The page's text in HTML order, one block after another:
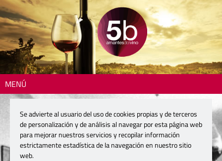
MENÚ
Se advierte al usuario del uso de cookies propias y de terceros
de personalización y de análisis al navegar por esta página web
para mejorar nuestros servicios y recopilar información
estrictamente estadística de la navegación en nuestro sitio
web.